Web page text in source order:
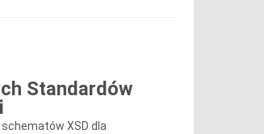
Standardów
XSD dla